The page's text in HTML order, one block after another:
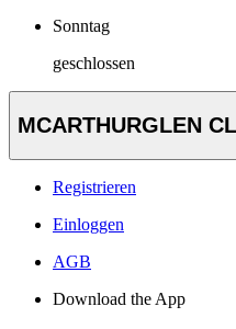
Sonntag
geschlossen
MCARTHURGLEN
Registrieren
Einloggen
AGB
Download the App